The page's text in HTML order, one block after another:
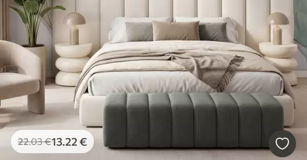
22.03€13.22 €